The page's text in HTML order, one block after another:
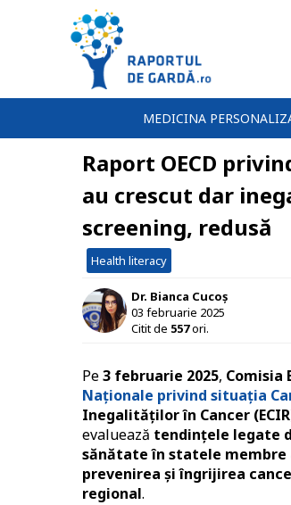
MEDICINA
Raport OECD
au crescut dar
screening, redusă
Health literacy
Dr. Bianca Cucoș
03 februarie 2025
Citit de 557ori.
Pe3 februarie 2025, Comisia
Naționale privind situația
Inegalităților în Cancer
evaluează tendințele legate
sănătate în statele membre
prevenirea și îngrijirea
regional.